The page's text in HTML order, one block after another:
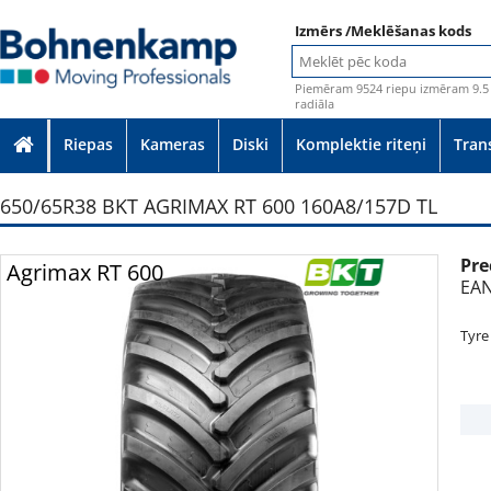
Izmērs /Meklēšanas kods
Piemēram 9524 riepu izmēram
radiāla
Riepas Kameras Diski Komplektie riteņi
650/65R38 BKT AGRIMAX RT 600 160A8/157D TL
Agrimax RT 600
Tyre